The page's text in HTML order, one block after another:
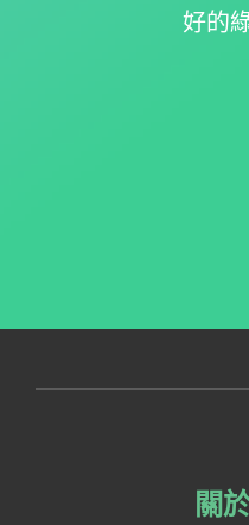
好的
關